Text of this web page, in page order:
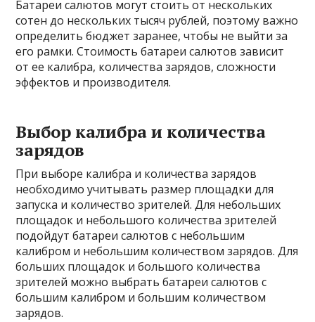
Батареи салютов могут стоить от нескольких
сотен до нескольких тысяч рублей, поэтому важно
определить бюджет заранее, чтобы не выйти за
его рамки. Стоимость батареи салютов зависит
от ее калибра, количества зарядов, сложности
эффектов и производителя.
Выбор калибра и количества
зарядов
При выборе калибра и количества зарядов
необходимо учитывать размер площадки для
запуска и количество зрителей. Для небольших
площадок и небольшого количества зрителей
подойдут батареи салютов с небольшим
калибром и небольшим количеством зарядов. Для
больших площадок и большого количества
зрителей можно выбрать батареи салютов с
большим калибром и большим количеством
зарядов.